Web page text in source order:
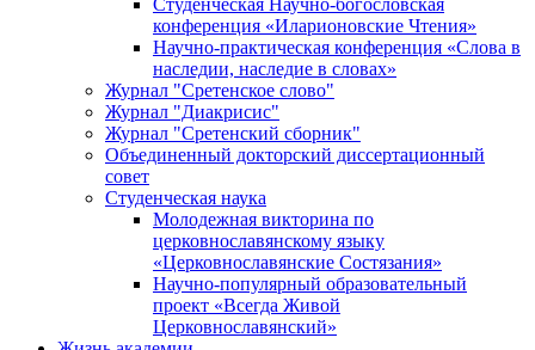
конференция «Иларионовские Чтения»
Научно-практическая конференция «Cлова в
наследии, наследие в словах»
Журнал "Сретенское слово"
Журнал "Диакрисис"
Журнал "Сретенский сборник"
Объединенный докторский диссертационный
совет
Студенческая наука
Молодежная викторина по
церковнославянскому языку
«Церковнославянские Состязания»
Научно-популярный образовательный
проект «Всегда Живой
Церковнославянский»